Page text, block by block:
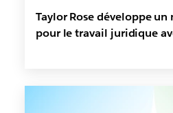
Taylor Rose développe
pour le travail juridique